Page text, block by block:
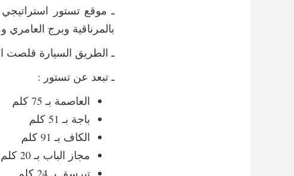
بالمرناقية وبرج
ـ الطريق السيارة
ـ تبعد عن تستور :
العاصمة بـ 75 كلم
باجة بـ 51 كلم
الكاف بـ 91 كلم
مجاز الباب بـ 20 كلم
تبرسق بـ 24 كلم